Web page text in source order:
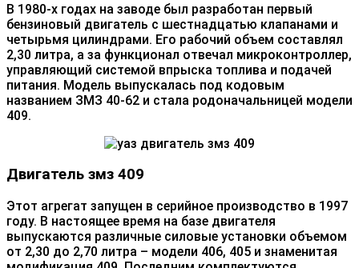
В 1980-х годах на заводе был разработан первый
бензиновый двигатель с шестнадцатью клапанами и
четырьмя цилиндрами. Его рабочий объем составлял
2,30 литра, а за функционал отвечал микроконтроллер,
управляющий системой впрыска топлива и подачей
питания. Модель выпускалась под кодовым
названием ЗМЗ 40-62 и стала родоначальницей модели
409.
Двигатель змз 409
Этот агрегат запущен в серийное производство в 1997
году. В настоящее время на базе двигателя
выпускаются различные силовые установки объемом
от 2,30 до 2,70 литра – модели 406, 405 и знаменитая